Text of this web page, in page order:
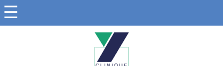
☰